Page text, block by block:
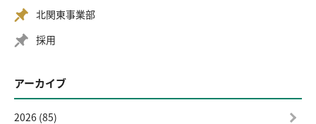
北関東事業部
採用
アーカイブ
2026 (85)